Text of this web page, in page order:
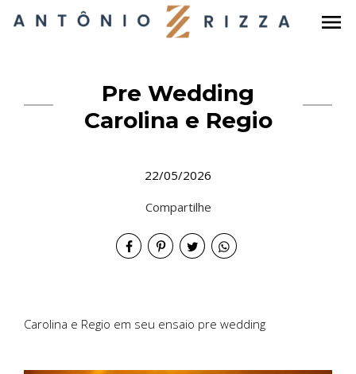
menu
Pre Wedding
Carolina e Regio
22/05/2026
Compartilhe
Carolina e Regio em seu ensaio pre wedding